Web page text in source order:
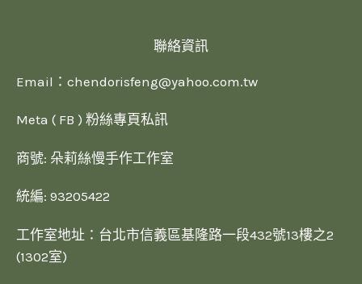
聯絡資訊
Email： chendorisfeng@yahoo.com.tw
Meta ( FB ) 粉絲專頁私訊
商號: 朵莉絲慢手作工作室
統編: 93205422
工作室地址：台北市信義區基隆路一段432號13樓之2
(1302室)